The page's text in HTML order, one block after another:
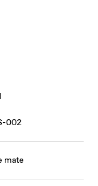
002
mate